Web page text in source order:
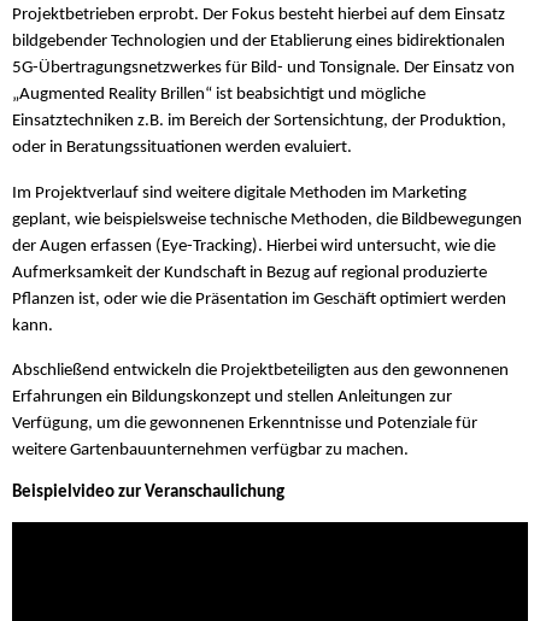
Projektbetrieben erprobt. Der Fokus besteht hierbei auf dem Einsatz
bildgebender Technologien und der Etablierung eines bidirektionalen
5G-Übertragungsnetzwerkes für Bild- und Tonsignale. Der Einsatz von
„Augmented Reality Brillen“ ist beabsichtigt und mögliche
Einsatztechniken z.B. im Bereich der Sortensichtung, der Produktion,
oder in Beratungssituationen werden evaluiert.
Im Projektverlauf sind weitere digitale Methoden im Marketing
geplant, wie beispielsweise technische Methoden, die Bildbewegungen
der Augen erfassen (Eye-Tracking). Hierbei wird untersucht, wie die
Aufmerksamkeit der Kundschaft in Bezug auf regional produzierte
Pflanzen ist, oder wie die Präsentation im Geschäft optimiert werden
kann.
Abschließend entwickeln die Projektbeteiligten aus den gewonnenen
Erfahrungen ein Bildungskonzept und stellen Anleitungen zur
Verfügung, um die gewonnenen Erkenntnisse und Potenziale für
weitere Gartenbauunternehmen verfügbar zu machen.
Beispielvideo zur Veranschaulichung